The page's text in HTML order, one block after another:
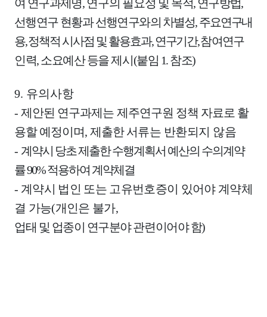
여 연구과제명, 연구의 필요성 및 목적, 연구방법,
선행연구 현황과 선행연구와의 차별성,주요연구내
용,정책적 시사점 및 활용효과,연구기간,참여연구
인력,소요예산 등을 제시 (붙임 1.참조)
9. 유의사항
- 제안된 연구과제는 제주연구원 정책 자료로 활
용할 예정이며, 제출한 서류는 반환되지 않음
- 계약시 당초 제출한 수행계획서 예산의 수의계약
률90%적용하여 계약체결
- 계약시 법인 또는 고유번호증이 있어야 계약체
결 가능(개인은 불가,
업태 및 업종이 연구분야 관련이어야 함)